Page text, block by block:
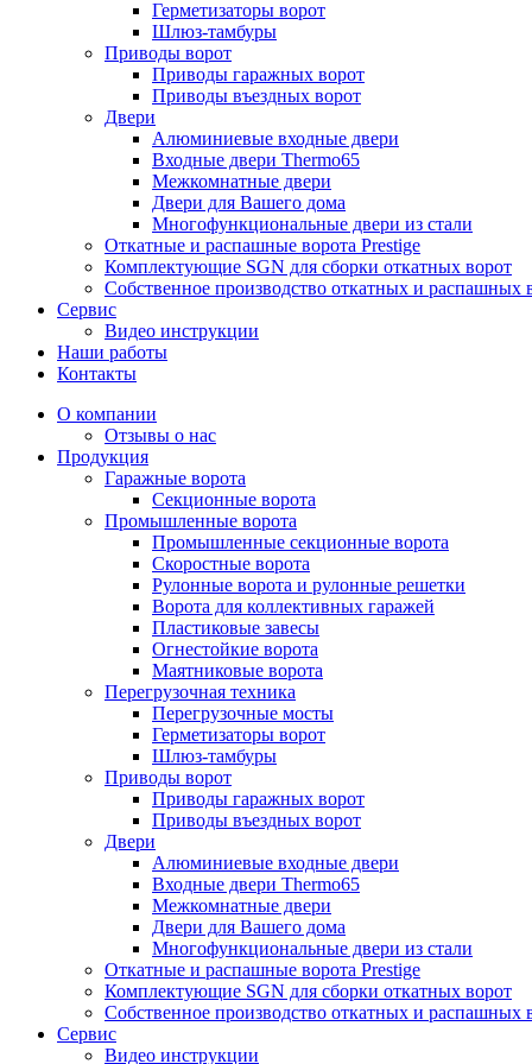
Герметизаторы ворот
Шлюз-тамбуры
Приводы ворот
Приводы гаражных ворот
Приводы въездных ворот
Двери
Алюминиевые входные двери
Входные двери Thermo65
Межкомнатные двери
Двери для Вашего дома
Многофункциональные двери из стали
Откатные и распашные ворота Prestige
Комплектующие SGN для сборки откатных ворот
Собственное производство откатных и распашных
Сервис
Видео инструкции
Наши работы
Контакты
О компании
Отзывы о нас
Продукция
Гаражные ворота
Секционные ворота
Промышленные ворота
Промышленные секционные ворота
Скоростные ворота
Рулонные ворота и рулонные решетки
Ворота для коллективных гаражей
Пластиковые завесы
Огнестойкие ворота
Маятниковые ворота
Перегрузочная техника
Перегрузочные мосты
Герметизаторы ворот
Шлюз-тамбуры
Приводы ворот
Приводы гаражных ворот
Приводы въездных ворот
Двери
Алюминиевые входные двери
Входные двери Thermo65
Межкомнатные двери
Двери для Вашего дома
Многофункциональные двери из стали
Откатные и распашные ворота Prestige
Комплектующие SGN для сборки откатных ворот
Собственное производство откатных и распашных
Сервис
Видео инструкции